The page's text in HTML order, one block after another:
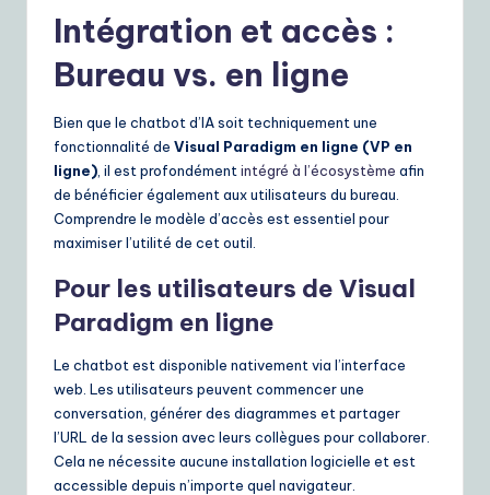
Intégration et accès :
Bureau vs. en ligne
Bien que le chatbot d’IA soit techniquement une
fonctionnalité de Visual Paradigm en ligne (VP en
ligne) , il est profondément intégré à l’écosystème afin
de bénéficier également aux utilisateurs du bureau.
Comprendre le modèle d’accès est essentiel pour
maximiser l’utilité de cet outil.
Pour les utilisateurs de Visual
Paradigm en ligne
Le chatbot est disponible nativement via l’interface
web. Les utilisateurs peuvent commencer une
conversation, générer des diagrammes et partager
l’URL de la session avec leurs collègues pour collaborer.
Cela ne nécessite aucune installation logicielle et est
accessible depuis n’importe quel navigateur.